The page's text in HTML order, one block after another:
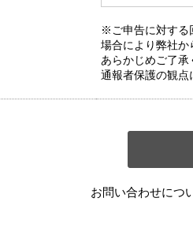
※ご申告に対する
場合により弊社か
あらかじめご了承
通報者保護の観点
お問い合わせにつ